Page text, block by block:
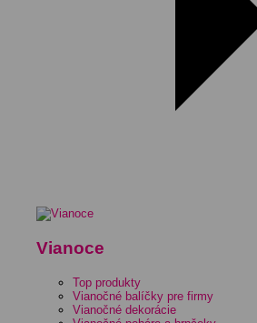
Vianoce
Top produkty
Vianočné balíčky pre firmy
Vianočné dekorácie